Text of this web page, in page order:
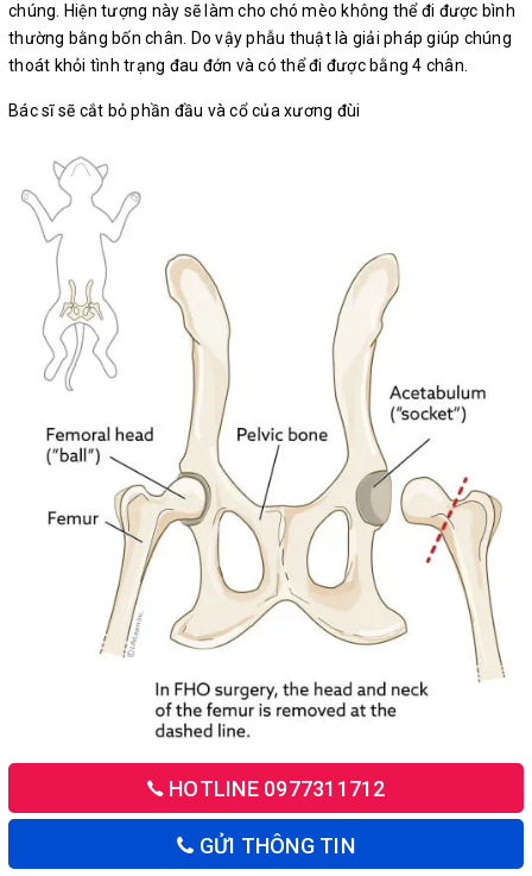
chúng. Hiện tượng này sẽ làm cho chó mèo không thể đi được bình
thường bằng bốn chân. Do vậy phẫu thuật là giải pháp giúp chúng
thoát khỏi tình trạng đau đớn và có thể đi được bằng 4 chân.
Bác sĩ sẽ cắt bỏ phần đầu và cổ của xương đùi
HOTLINE 0977311712
GỬI THÔNG TIN